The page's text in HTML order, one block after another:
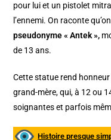
pour lui et un pistolet
l’ennemi. On raconte
pseudonyme « Antek »,
de 13 ans.
Cette statue rend
grand-mère, qui, à 12 ou
soignantes et parfois
Histoire presque